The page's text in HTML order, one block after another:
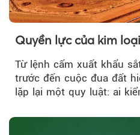
Quyền lực của kim loại
Từ lệnh cấm xuất khẩu
trước đến cuộc đua đất
lặp lại một quy luật: ai